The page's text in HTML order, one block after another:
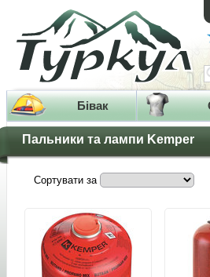
Бівак
Пальники та лампи Kemper
Сортувати за